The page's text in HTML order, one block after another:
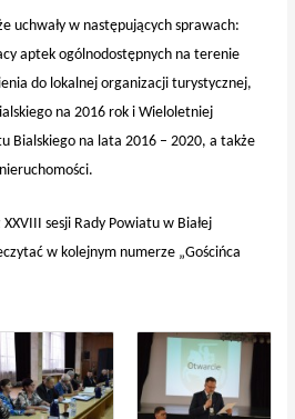
uchwały w następujących sprawach:
aptek ogólnodostępnych na terenie
do lokalnej organizacji turystycznej,
na 2016 rok i Wieloletniej
Bialskiego na lata 2016 – 2020, a także
sesji Rady Powiatu w Białej
w kolejnym numerze „Gościńca